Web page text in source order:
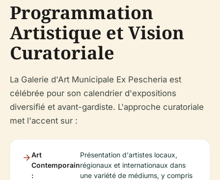
Programmation
Artistique et Vision
Curatoriale
La Galerie d'Art Municipale Ex Pescheria est
célébrée pour son calendrier d'expositions
diversifié et avant-gardiste. L'approche curatoriale
met l'accent sur :
Art
Contemporain
:
Présentation d'artistes locaux,
régionaux et internationaux dans
une variété de médiums, y compris